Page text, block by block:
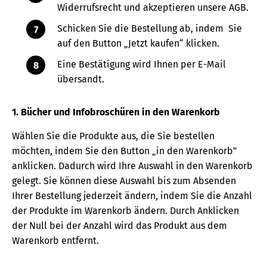
Widerrufsrecht und akzeptieren unsere AGB.
Schicken Sie die Bestellung ab, indem Sie
auf den Button „Jetzt kaufen“ klicken.
Eine Bestätigung wird Ihnen per E-Mail
übersandt.
1. Bücher und Infobroschüren in den Warenkorb
Wählen Sie die Produkte aus, die Sie bestellen
möchten, indem Sie den Button „in den Warenkorb”
anklicken. Dadurch wird Ihre Auswahl in den Warenkorb
gelegt. Sie können diese Auswahl bis zum Absenden
Ihrer Bestellung jederzeit ändern, indem Sie die Anzahl
der Produkte im Warenkorb ändern. Durch Anklicken
der Null bei der Anzahl wird das Produkt aus dem
Warenkorb entfernt.